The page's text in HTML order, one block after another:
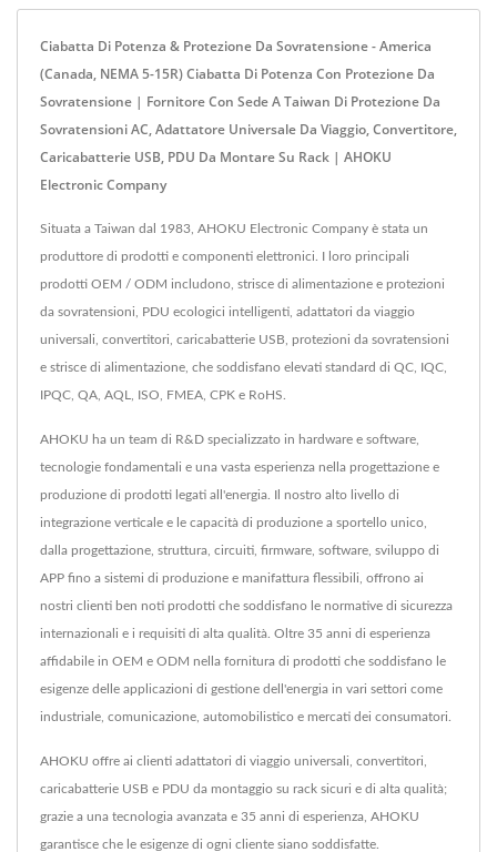
Ciabatta Di Potenza & Protezione Da Sovratensione - America
(Canada, NEMA 5-15R) Ciabatta Di Potenza Con Protezione Da
Sovratensione | Fornitore Con Sede A Taiwan Di Protezione Da
Sovratensioni AC, Adattatore Universale Da Viaggio, Convertitore,
Caricabatterie USB, PDU Da Montare Su Rack | AHOKU
Electronic Company
Situata a Taiwan dal 1983, AHOKU Electronic Company è stata un
produttore di prodotti e componenti elettronici. I loro principali
prodotti OEM / ODM includono, strisce di alimentazione e protezioni
da sovratensioni, PDU ecologici intelligenti, adattatori da viaggio
universali, convertitori, caricabatterie USB, protezioni da sovratensioni
e strisce di alimentazione, che soddisfano elevati standard di QC, IQC,
IPQC, QA, AQL, ISO, FMEA, CPK e RoHS.
AHOKU ha un team di R&D specializzato in hardware e software,
tecnologie fondamentali e una vasta esperienza nella progettazione e
produzione di prodotti legati all'energia. Il nostro alto livello di
integrazione verticale e le capacità di produzione a sportello unico,
dalla progettazione, struttura, circuiti, firmware, software, sviluppo di
APP fino a sistemi di produzione e manifattura flessibili, offrono ai
nostri clienti ben noti prodotti che soddisfano le normative di sicurezza
internazionali e i requisiti di alta qualità. Oltre 35 anni di esperienza
affidabile in OEM e ODM nella fornitura di prodotti che soddisfano le
esigenze delle applicazioni di gestione dell'energia in vari settori come
industriale, comunicazione, automobilistico e mercati dei consumatori.
AHOKU offre ai clienti adattatori di viaggio universali, convertitori,
caricabatterie USB e PDU da montaggio su rack sicuri e di alta qualità;
grazie a una tecnologia avanzata e 35 anni di esperienza, AHOKU
garantisce che le esigenze di ogni cliente siano soddisfatte.